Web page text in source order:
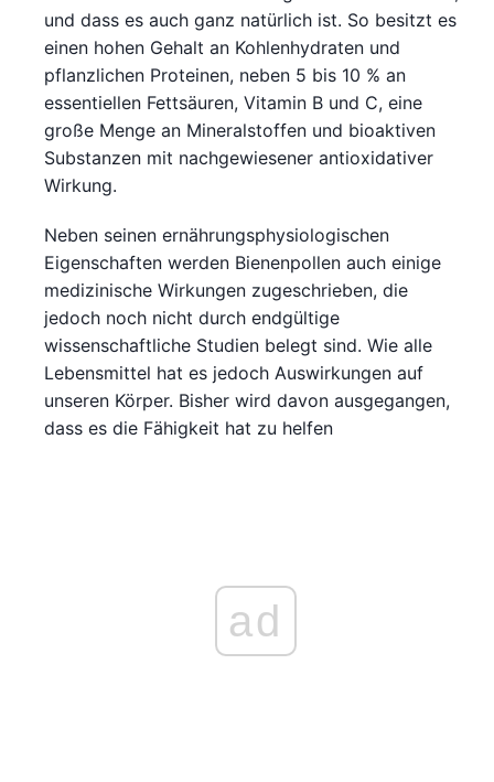
und dass es auch ganz natürlich ist. So besitzt es
einen hohen Gehalt an Kohlenhydraten und
pflanzlichen Proteinen, neben 5 bis 10 % an
essentiellen Fettsäuren, Vitamin B und C, eine
große Menge an Mineralstoffen und bioaktiven
Substanzen mit nachgewiesener antioxidativer
Wirkung.
Neben seinen ernährungsphysiologischen
Eigenschaften werden Bienenpollen auch einige
medizinische Wirkungen zugeschrieben, die
jedoch noch nicht durch endgültige
wissenschaftliche Studien belegt sind. Wie alle
Lebensmittel hat es jedoch Auswirkungen auf
unseren Körper. Bisher wird davon ausgegangen,
dass es die Fähigkeit hat zu helfen
ad